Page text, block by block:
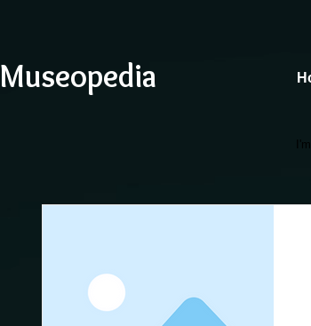
Museopedia